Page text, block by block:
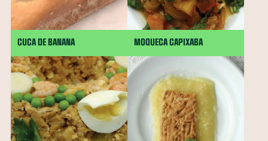
CUCA DE BANANA MOQUECA CAPIXABA